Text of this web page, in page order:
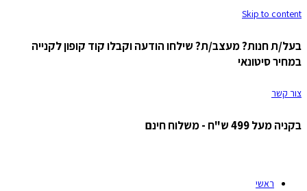
Skip to content
בעל/ת חנות? מעצב/ת? שילחו הודעה וקבלו קוד קופון לקנייה
במחיר סיטונאי
צור קשר
בקניה מעל 499 ש"ח - משלוח חינם
ראשי